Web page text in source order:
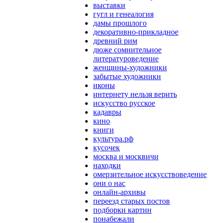
выставки
гугл и генеалогия
дамы прошлого
декоративно-прикладное
древний рим
дюже сомнительное
литературоведение
женщины-художники
забытые художники
иконы
интернету нельзя верить
искусство русское
кадавры
кино
книги
культура.рф
кусочек
москва и москвичи
находки
омерзительное искусствоведение
они о нас
онлайн-архивы
переезд старых постов
подборки картин
понабежали